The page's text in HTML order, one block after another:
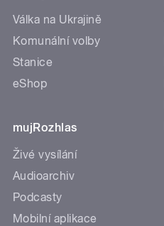
Válka na Ukrajině
Komunální volby
Stanice
eShop
mujRozhlas
Živé vysílání
Audioarchiv
Podcasty
Mobilní aplikace